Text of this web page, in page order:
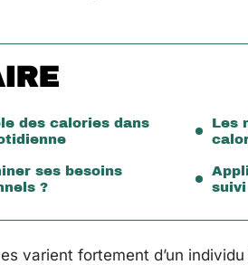
des calories dans
ses besoins
?
Les
varient fortement d’un